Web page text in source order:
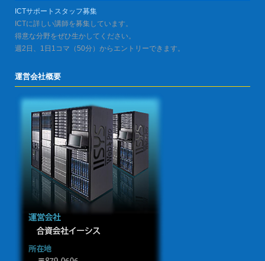
ICTサポートスタッフ募集
ICTに詳しい講師を募集しています。
得意な分野をぜひ生かしてください。
週2日、1日1コマ（50分）からエントリーできます。
運営会社概要